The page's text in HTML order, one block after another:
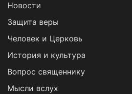
Новости
Защита веры
Человек и Церковь
История и культура
Вопрос священнику
Мысли вслух